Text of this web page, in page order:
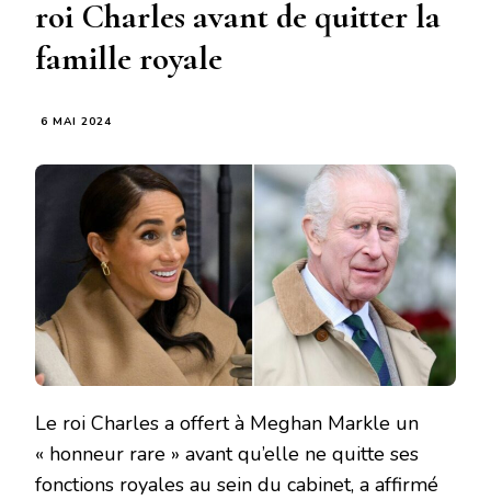
roi Charles avant de quitter la
famille royale
6 MAI 2024
Le roi Charles a offert à Meghan Markle un
« honneur rare » avant qu’elle ne quitte ses
fonctions royales au sein du cabinet, a affirmé